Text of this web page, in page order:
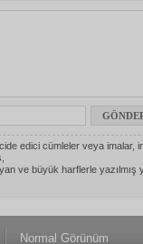
edici cümleler veya imalar,
ve büyük harflerle yazılmış
Normal Görünüm